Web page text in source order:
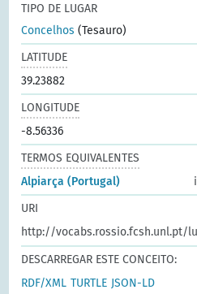
TIPO DE LUGAR
Concelhos (Tesauro)
LATITUDE
39.23882
LONGITUDE
-8.56336
TERMOS EQUIVALENTES
Alpiarça (Portugal)
URI
http://vocabs.rossio.fcsh.unl.pt/
DESCARREGAR ESTE CONCEITO:
RDF/XML TURTLE JSON-LD